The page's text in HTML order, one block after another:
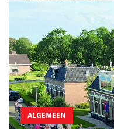
ALGEMEEN